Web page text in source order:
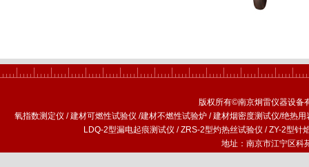
版权所有©南京炯雷仪器设备
氧指数测定仪 /建材可燃性试验仪 /建材不燃性试验炉 /建材烟密度测试仪/绝热用
LDQ-2型漏电起痕测试仪 /ZRS-2型灼热丝试验仪 /ZY-2型针
地址：南京市江宁区科